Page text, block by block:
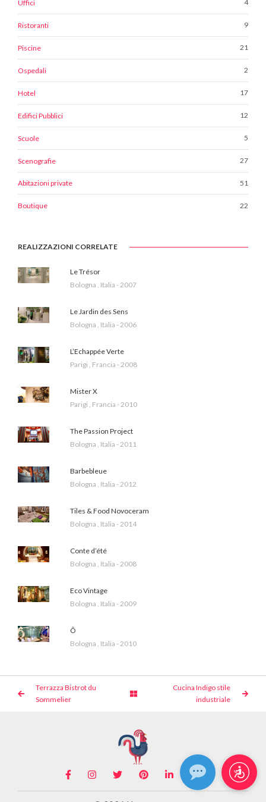
Uffici 4
Ristoranti 9
Piscine 21
Ospedali 2
Hotel 17
Edifici Pubblici 12
Scuole 5
Scenografie 27
Abitazioni private 51
Boutique 22
REALIZZAZIONI CORRELATE
Le Trésor
Bologna , Italia - 2007
Le Jardin des Sens
Bologna , Italia - 2006
L’Echappée Verte
Parigi , Francia - 2008
Mister X
Parigi , Francia - 2010
The Passion Project
Bologna , Italia - 2011
Barbebleue
Bologna , Italia - 2012
Tiles & Food Novoceram
Bologna , Italia - 2014
Conte d’été
Bologna , Italia - 2008
Eco Vintage
Bologna , Italia - 2009
Ô
Bologna , Italia - 2010
Terrazza Bistrot du
Sommelier
Cucina Indigo stile
industriale